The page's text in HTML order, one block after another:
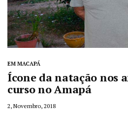
EM MACAPÁ
Ícone da natação nos
curso no Amapá
2, Novembro, 2018